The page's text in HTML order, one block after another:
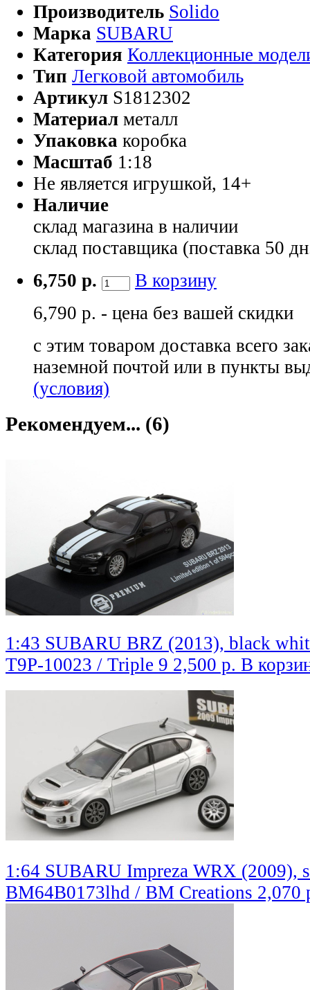
Производитель Solido
Марка SUBARU
Категория Коллекционные
Тип Легковой автомобиль
Артикул S1812302
Материал металл
Упаковка коробка
Масштаб 1:18
Не является игрушкой, 14+
Наличие
склад магазина в наличии
склад поставщика (поставка 50
6,750 р.
В корзину
6,790 р. - цена без вашей скидки
с этим товаром доставка всего
наземной почтой или в пункты
(условия)
Рекомендуем... (6)
1:43 SUBARU BRZ (2013), black
T9P-10023 / Triple 9 2,500 р. В
1:64 SUBARU Impreza WRX (2009),
BM64B0173lhd / BM Creations 2,070